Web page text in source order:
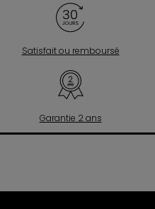
Satisfait ou remboursé
Garantie 2 ans